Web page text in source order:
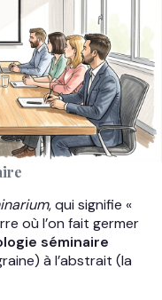
, qui signifie «
où l’on fait germer
séminaire
à l’abstrait (la